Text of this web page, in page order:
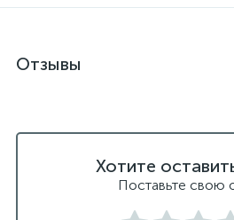
Отзывы
Хотите
Поставьте свою